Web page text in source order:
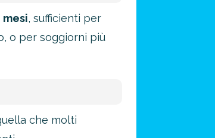
, sufficienti per
o per soggiorni più
che molti